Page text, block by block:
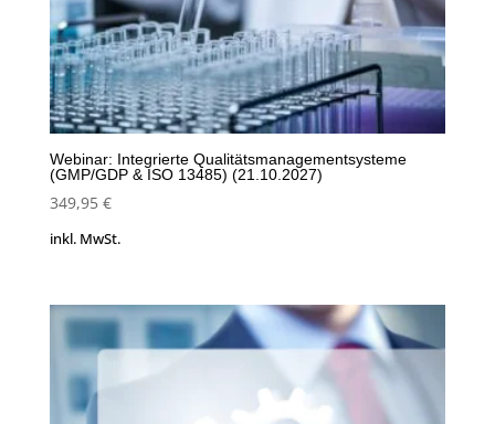
Webinar: Integrierte Qualitätsmanagementsysteme
(GMP/GDP & ISO 13485) (21.10.2027)
349,95 €
inkl. MwSt.